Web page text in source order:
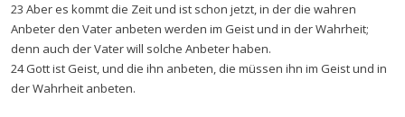
23 Aber es kommt die Zeit und ist schon jetzt, in der die wahren
Anbeter den Vater anbeten werden im Geist und in der Wahrheit;
denn auch der Vater will solche Anbeter haben.
24 Gott ist Geist, und die ihn anbeten, die müssen ihn im Geist und in
der Wahrheit anbeten.